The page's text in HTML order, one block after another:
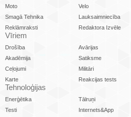
Moto
Velo
Smagā Tehnika
Lauksaimniecība
Reklāmraksti
Redaktora Izvēle
Vīriem
Drošība Avārijas
Akadēmija
Satiksme
Ceļojumi
Militāri
Karte
Reakcijas tests
Tehnoloģijas
Enerģētika Tālruņi
Testi
Internets&App